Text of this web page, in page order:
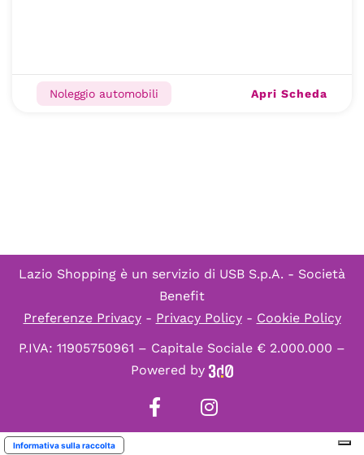
Noleggio automobili Apri Scheda
Lazio Shopping è un servizio di USB S.p.A. - Società
Benefit
Preferenze Privacy- Privacy Policy- Cookie Policy
P.IVA: 11905750961 – Capitale Sociale € 2.000.000 –
Powered by
Informativa sulla raccolta